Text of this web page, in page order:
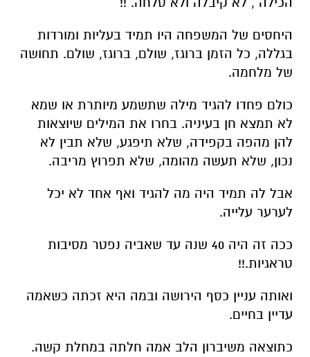
היחסים של המשפחה היו תמיד בעליות ומורדות
בגללה, כל הזמן ברוגז, שולם, ברוגז, שולם. תחושה
של מלחמה.
כולם פחדו להגיד מילה שתשמע מיותרת או שמא
לא תמצא חן בעיניה. בחרו את המילים שיוצאות
להן מהפה בקפידה, שלא תיפגע, שלא תבין לא
נכון, שלא תעשה מהומה, שלא תפרוץ מריבה.
אבל לה תמיד היה מה להגיד ואף אחד לא יכל
לערער עלייה.
ככה זה היה 40 שנה עד שאביה נפטר מסיבות
טראגיות.!!
ואותה עניין כסף הירושה ובמה היא זכתה כשאמה
עדיין בחיים.
כתוצאה משיברון הלב אמה חלתה במחלת קשה.